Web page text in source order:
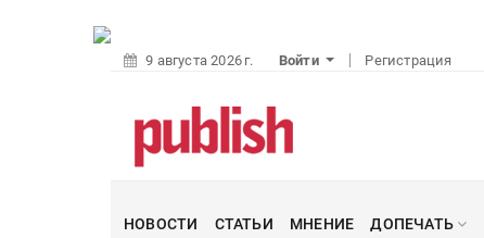
9 августа 2026 г. Войти Регистрация
НОВОСТИ СТАТЬИ МНЕНИЕ ДОПЕЧАТЬ